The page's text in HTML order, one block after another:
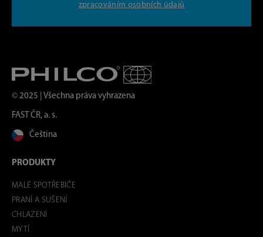
zpracováním osobních údajů
© 2025 | Všechna práva vyhrazena
FAST ČR, a. s.
Čeština
PRODUKTY
MALÉ SPOTŘEBIČE
PRANÍ A SUŠENÍ
CHLAZENÍ
MYTÍ